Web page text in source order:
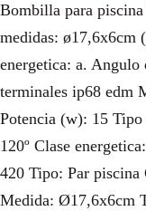
Bombilla para
medidas: ø17,6x6cm
energetica: a. Angulo
terminales ip68 edm
Potencia (w): 15
120º Clase
420 Tipo: Par
Medida: Ø17,6x6cm